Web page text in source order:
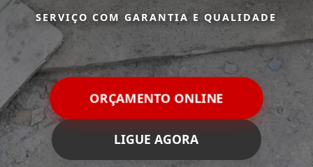
SERVIÇO COM GARANTIA E QUALIDADE
ORÇAMENTO ONLINE
LIGUE AGORA